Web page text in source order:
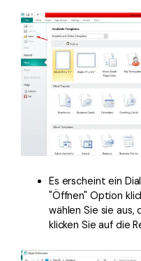
Es erscheint ein
"Öffnen" Option
wählen Sie sie
klicken Sie auf die